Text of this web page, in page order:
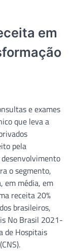
em
e exames
que leva a
pela
o segmento,
em média, em
receita 20%
brasileiros,
No Brasil 2021-
de Hospitais